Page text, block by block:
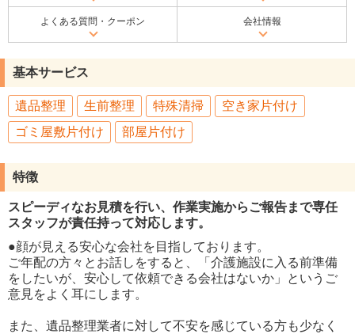
よくある質問・クーポン 会社情報
基本サービス
遺品整理 生前整理 特殊清掃
空き家片付け
ゴミ屋敷片付け
部屋片付け
特徴
スピーディなお見積を行い、作業実施からご報告まで専任
スタッフが責任持って対応します。
●顔が見える安心な会社を目指しております。
ご年配の方々とお話しをすると、「介護施設に入る前準備
をしたいが、安心して依頼できる会社はないか」というご
意見をよく耳にします。
また、遺品整理業者に対して不安を感じている方も少なく